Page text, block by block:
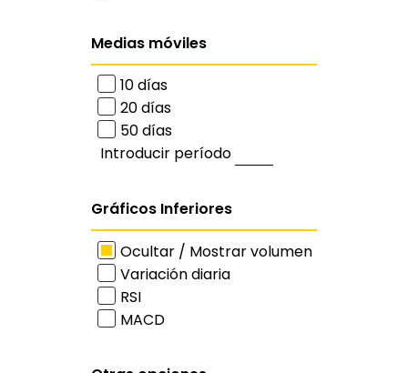
Medias móviles
10 días
20 días
50 días
Introducir período
Gráficos Inferiores
Ocultar / Mostrar volumen
Variación diaria
RSI
MACD